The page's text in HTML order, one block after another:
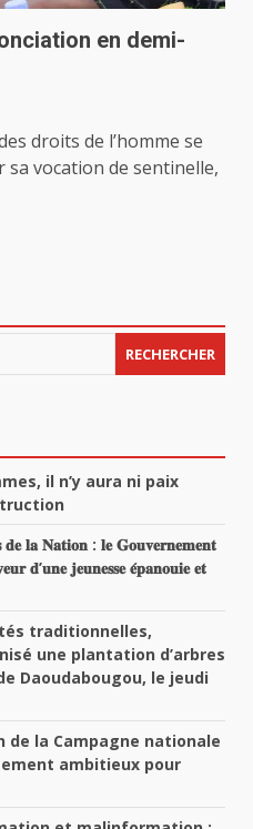
en demi-
droits de l’homme se
vocation de sentinelle,
RECHERCHER
il n’y aura ni paix
𝐝𝐞 𝐥𝐚 𝐍𝐚𝐭𝐢𝐨𝐧 : 𝐥𝐞 𝐆𝐨𝐮𝐯𝐞𝐫𝐧𝐞𝐦𝐞𝐧𝐭
𝐝’𝐮𝐧𝐞 𝐣𝐞𝐮𝐧𝐞𝐬𝐬𝐞 𝐞́𝐩𝐚𝐧𝐨𝐮𝐢𝐞 𝐞𝐭
traditionnelles,
une plantation d’arbres
Daoudabougou, le jeudi
de la Campagne nationale
ambitieux pour